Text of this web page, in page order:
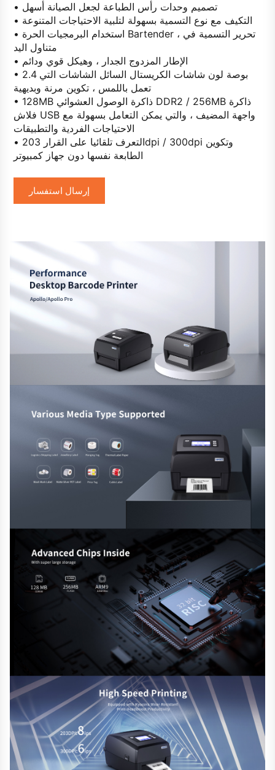
• تصميم وحدات رأس الطباعة لجعل الصيانة أسهل
• التكيف مع نوع التسمية بسهولة لتلبية الاحتياجات المتنوعة
• استخدام البرمجيات الحرة Bartender ، تحرير التسمية في
متناول اليد
• الإطار المزدوج الجدار ، وهيكل قوي ودائم
• 2.4 بوصة لون شاشات الكريستال السائل الشاشات التي
تعمل باللمس ، تكوين مرنة وبديهية
• 128MB ذاكرة الوصول العشوائي DDR2 / 256MB ذاكرة
فلاش USB واجهة المضيف ، والتي يمكن التعامل بسهولة مع
الاحتياجات الفردية والتطبيقات
• التعرف تلقائيا على القرار 203dpi / 300dpi وتكوين
الطابعة نفسها دون جهاز كمبيوتر
إرسال استفسار